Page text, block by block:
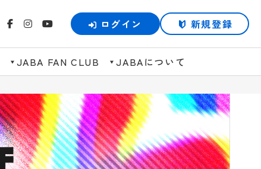
ログイン 新規登録
JABA FAN CLUB JABAについて